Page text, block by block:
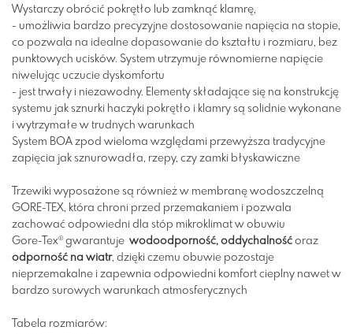
Wystarczy obrócić pokrętło lub zamknąć klamrę,
- umożliwia bardzo precyzyjne dostosowanie napięcia na stopie,
co pozwala na idealne dopasowanie do kształtu i rozmiaru, bez
punktowych ucisków. System utrzymuje równomierne napięcie
niwelując uczucie dyskomfortu
- jest trwały i niezawodny. Elementy składające się na konstrukcję
systemu jak sznurki haczyki pokrętło i klamry są solidnie wykonane
i wytrzymałe w trudnych warunkach
System BOA zpod wieloma względami przewyższa tradycyjne
zapięcia jak sznurowadła, rzepy, czy zamki błyskawiczne
Trzewiki wyposażone są również w membranę wodoszczelną
GORE-TEX, która chroni przed przemakaniem i pozwala
zachować odpowiedni dla stóp mikroklimat w obuwiu
Gore-Tex® gwarantuje wodoodporność, oddychalność oraz
odporność na wiatr, dzięki czemu obuwie pozostaje
nieprzemakalne i zapewnia odpowiedni komfort cieplny nawet w
bardzo surowych warunkach atmosferycznych
Tabela rozmiarów: